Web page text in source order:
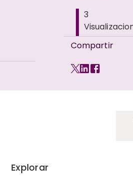
3
Compartir
Explorar